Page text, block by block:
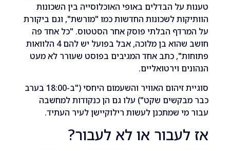
הבדלים באופי האוכלוסייה בין השכונות
לשכונות החדשות כמו "מורשת", וגם ביקורת
הבלתי פוסק אחר הסטטוס. "כל אחד פה
חושב שהוא בן מלוכה, אבל בפועל יש להם 4 הלוואות
כתב אחד המגיבים בפוסט שעורר לא מעט
וירטואליים.
סוגיית זיהום האוויר והשעמום היחסי ("ב-18:00 בערב
שקט") עלו גם הן כנקודות למחשבה
שמתכנן לעשות רילוקיישן לעיר העתיד.
או לא לעבור?